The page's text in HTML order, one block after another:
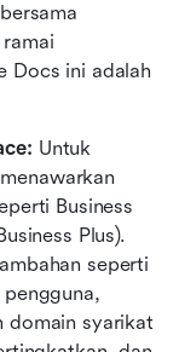
Docs ini adalah
Untuk
Business
Plus).
seperti
domain syarikat